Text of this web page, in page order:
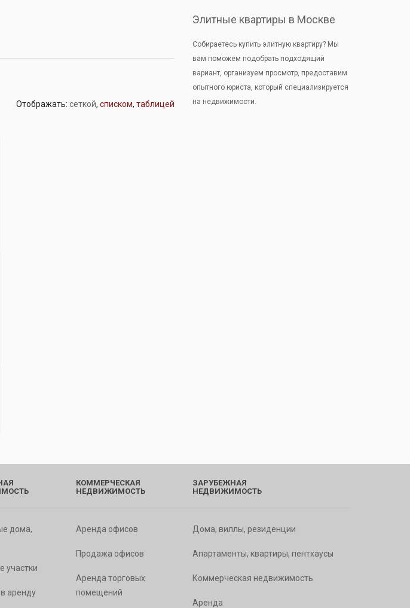
Отображать: сеткой, списком, таблицей
Элитные квартиры в Москве
Собираетесь купить элитную квартиру? Мы
вам поможем подобрать подходящий
вариант, организуем просмотр, предоставим
опытного юриста, который специализируется
на недвижимости.
дома,
участки
аренду
КОММЕРЧЕСКАЯ
НЕДВИЖИМОСТЬ
Аренда офисов
Продажа офисов
Аренда торговых
помещений
ЗАРУБЕЖНАЯ
НЕДВИЖИМОСТЬ
Дома, виллы, резиденции
Апартаменты, квартиры, пентхаусы
Коммерческая недвижимость
Аренда